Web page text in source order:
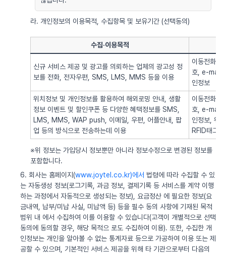
라. 개인정보의 이용목적, 수집항목 및 보유기간 (선택동의)
수집·이용목적
신규 서비스 제공 및 광고를 의뢰하는 업체의 광고성 정
보를 전화, 전자우편, SMS, LMS, MMS 등을 이용
이동전화번
호, e-mail,
인정보
위치정보 및 개인정보를 활용하여 해외로밍 안내, 생활
정보 이벤트 및 할인쿠폰 등 다양한 혜택정보를 SMS,
LMS, MMS, WAP push, 이메일, 우편, 어플안내, 팝
업 등의 방식으로 전송하는데 이용
이동전화번
호, e-mail,
인정보, 위
RFID태그
※위 정보는 가입당시 정보뿐만 아니라 정보수정으로 변경된 정보를
포함합니다.
6. 회사는 홈페이지(www.joytel.co.kr)에서 법령에 따라 수집할 수 있
는 자동생성 정보(로그기록, 과금 정보, 결제기록 등 서비스를 계약 이행
하는 과정에서 자동적으로 생성되는 정보), 요금정산 에 필요한 정보(요
금내역, 납부/미납 사실, 미납액 등) 등을 필수 동의 사항에 기재된 목적
범위 내 에서 수집하여 이를 이용할 수 있습니다(고객이 개별적으로 선택
동의에 동의할 경우, 해당 목적으 로도 수집하여 이용). 또한, 수집한 개
인정보는 개인을 알아볼 수 없는 통계자료 등으로 가공하여 이용 또는 제
공할 수 있으며, 기본적인 서비스 제공을 위해 타 기관으로부터 다음의